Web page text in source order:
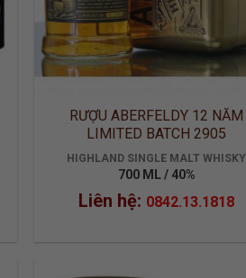
RƯỢU ABERFELDY 12 NĂM
LIMITED BATCH 2905
HIGHLAND SINGLE MALT WHISKY
700 ML / 40%
Liên hệ: 0842.13.1818